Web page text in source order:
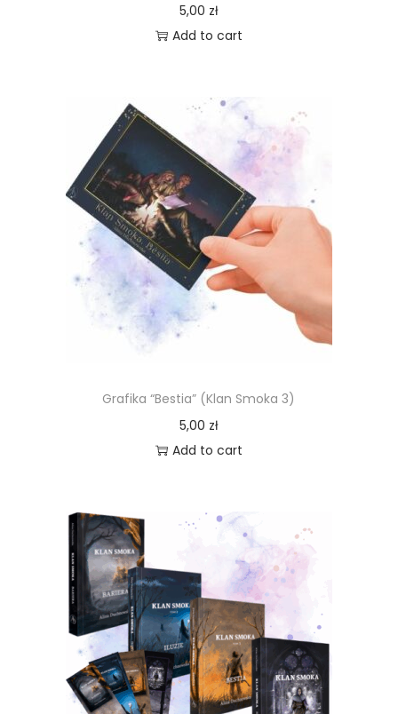
5,00 zł
Add to cart
Grafika “Bestia” (Klan Smoka 3)
5,00 zł
Add to cart